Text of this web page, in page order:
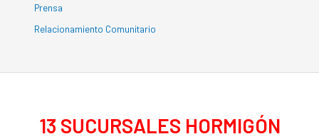
Prensa
Relacionamiento Comunitario
13 SUCURSALES HORMIGÓN